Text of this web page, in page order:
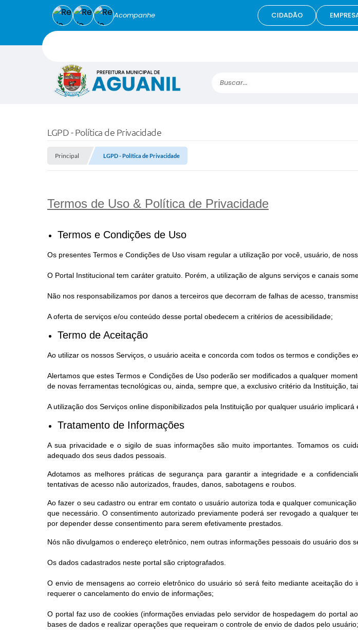
Buscar...
Acompanhe CIDADÃO
LGPD - Política de Privacidade
Principal LGPD - Política de Privacidade
Termos de Uso & Política de Privacidade
Termos e Condições de Uso
Os presentes Termos e Condições de Uso visam regular a utilização por você, usuário, de
O Portal Institucional tem caráter gratuito. Porém, a utilização de alguns serviços e canais
Não nos responsabilizamos por danos a terceiros que decorram de falhas de acesso,
A oferta de serviços e/ou conteúdo desse portal obedecem a critérios de acessibilidade;
Termo de Aceitação
Ao utilizar os nossos Serviços, o usuário aceita e concorda com todos os termos e condições
Alertamos que estes Termos e Condições de Uso poderão ser modificados a qualquer
de novas ferramentas tecnológicas ou, ainda, sempre que, a exclusivo critério da Instituição,
A utilização dos Serviços online disponibilizados pela Instituição por qualquer usuário
Tratamento de Informações
A sua privacidade e o sigilo de suas informações são muito importantes. Tomamos os
adequado dos seus dados pessoais.
Adotamos as melhores práticas de segurança para garantir a integridade e a
tentativas de acesso não autorizados, fraudes, danos, sabotagens e roubos.
Ao fazer o seu cadastro ou entrar em contato o usuário autoriza toda e qualquer
que necessário. O consentimento autorizado previamente poderá ser revogado a qualquer
por depender desse consentimento para serem efetivamente prestados.
Nós não divulgamos o endereço eletrônico, nem outras informações pessoais do usuário
Os dados cadastrados neste portal são criptografados.
O envio de mensagens ao correio eletrônico do usuário só será feito mediante aceitação
requerer o cancelamento do envio de informações;
O portal faz uso de cookies (informações enviadas pelo servidor de hospedagem do portal
bases de dados e realizar operações que requeiram o controle de envio de dados pelo usuário;